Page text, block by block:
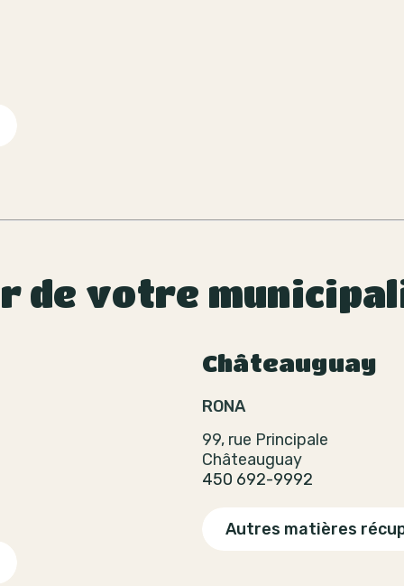
de votre
Châteauguay
RONA
99, rue Principale
Châteauguay
450 692-9992
Autres matières